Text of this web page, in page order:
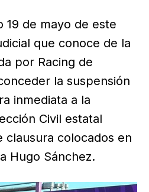
19 de mayo de este
que conoce de la
por Racing de
la suspensión
inmediata a la
Civil estatal
clausura colocados en
Hugo Sánchez.